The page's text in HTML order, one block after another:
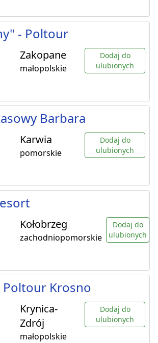
- Poltour
Zakopane
małopolskie
Dodaj do
ulubionych
Barbara
Karwia
pomorskie
Dodaj do
ulubionych
Kołobrzeg
zachodniopomorskie
Dodaj do
ulubionych
Poltour Krosno
Krynica-
Zdrój
małopolskie
Dodaj do
ulubionych